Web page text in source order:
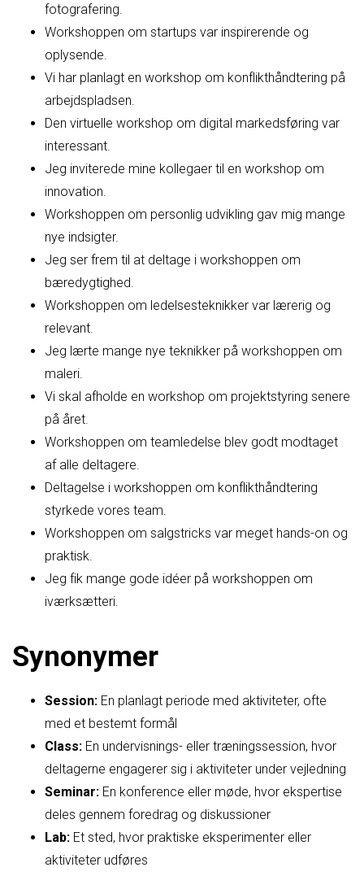
fotografering.
Workshoppen om startups var inspirerende og
oplysende.
Vi har planlagt en workshop om konflikthåndtering på
arbejdspladsen.
Den virtuelle workshop om digital markedsføring var
interessant.
Jeg inviterede mine kollegaer til en workshop om
innovation.
Workshoppen om personlig udvikling gav mig mange
nye indsigter.
Jeg ser frem til at deltage i workshoppen om
bæredygtighed.
Workshoppen om ledelsesteknikker var lærerig og
relevant.
Jeg lærte mange nye teknikker på workshoppen om
maleri.
Vi skal afholde en workshop om projektstyring senere
på året.
Workshoppen om teamledelse blev godt modtaget
af alle deltagere.
Deltagelse i workshoppen om konflikthåndtering
styrkede vores team.
Workshoppen om salgstricks var meget hands-on og
praktisk.
Jeg fik mange gode idéer på workshoppen om
iværksætteri.
Synonymer
Session: En planlagt periode med aktiviteter, ofte
med et bestemt formål
Class: En undervisnings- eller træningssession, hvor
deltagerne engagerer sig i aktiviteter under vejledning
Seminar: En konference eller møde, hvor ekspertise
deles gennem foredrag og diskussioner
Lab: Et sted, hvor praktiske eksperimenter eller
aktiviteter udføres